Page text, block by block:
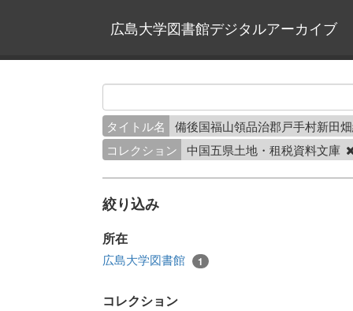
広島大学図書館デジタルアーカイブ
タイトル名
備後国福山領品治郡戸手村新田
コレクション
中国五県土地・租税資料文庫
絞り込み
所在
広島大学図書館 1
コレクション